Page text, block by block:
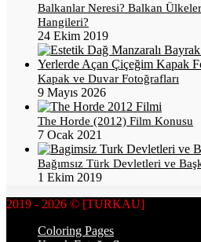
Balkanlar Neresi? Balkan
Hangileri?
24 Ekim 2019
Kapak ve Duvar Fotoğrafları
9 Mayıs 2026
The Horde (2012) Film Konusu
7 Ocak 2021
Bağımsız Türk Devletleri ve
1 Ekim 2019
2019 - 2026 © [TURKAU]
Coloring Pages